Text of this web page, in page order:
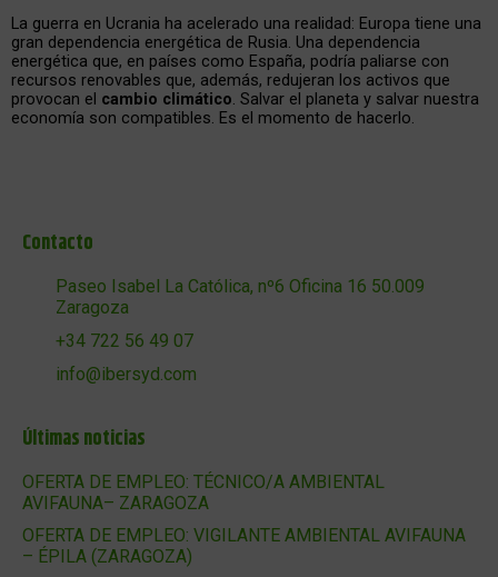
La guerra en Ucrania ha acelerado una realidad: Europa tiene una
gran dependencia energética de Rusia. Una dependencia
energética que, en países como España, podría paliarse con
recursos renovables que, además, redujeran los activos que
provocan el cambio climático. Salvar el planeta y salvar nuestra
economía son compatibles. Es el momento de hacerlo.
Contacto
Paseo Isabel La Católica, nº6 Oficina 16 50.009
Zaragoza
+34 722 56 49 07
info@ibersyd.com
Últimas noticias
OFERTA DE EMPLEO: TÉCNICO/A AMBIENTAL
AVIFAUNA– ZARAGOZA
OFERTA DE EMPLEO: VIGILANTE AMBIENTAL AVIFAUNA
– ÉPILA (ZARAGOZA)